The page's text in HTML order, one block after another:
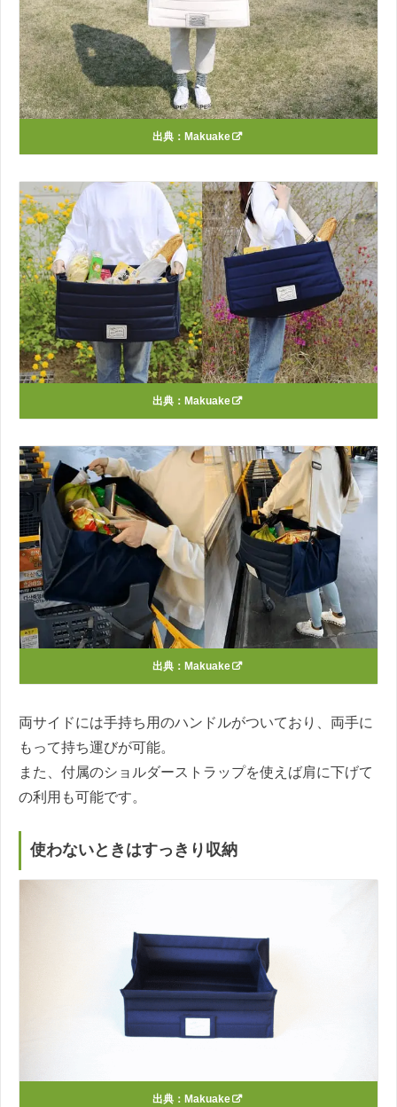
出典： Makuake
出典： Makuake
出典： Makuake
両サイドには手持ち用のハンドルがついており、両手に
もって持ち運びが可能。
また、付属のショルダーストラップを使えば肩に下げて
の利用も可能です。
使わないときはすっきり収納
出典： Makuake